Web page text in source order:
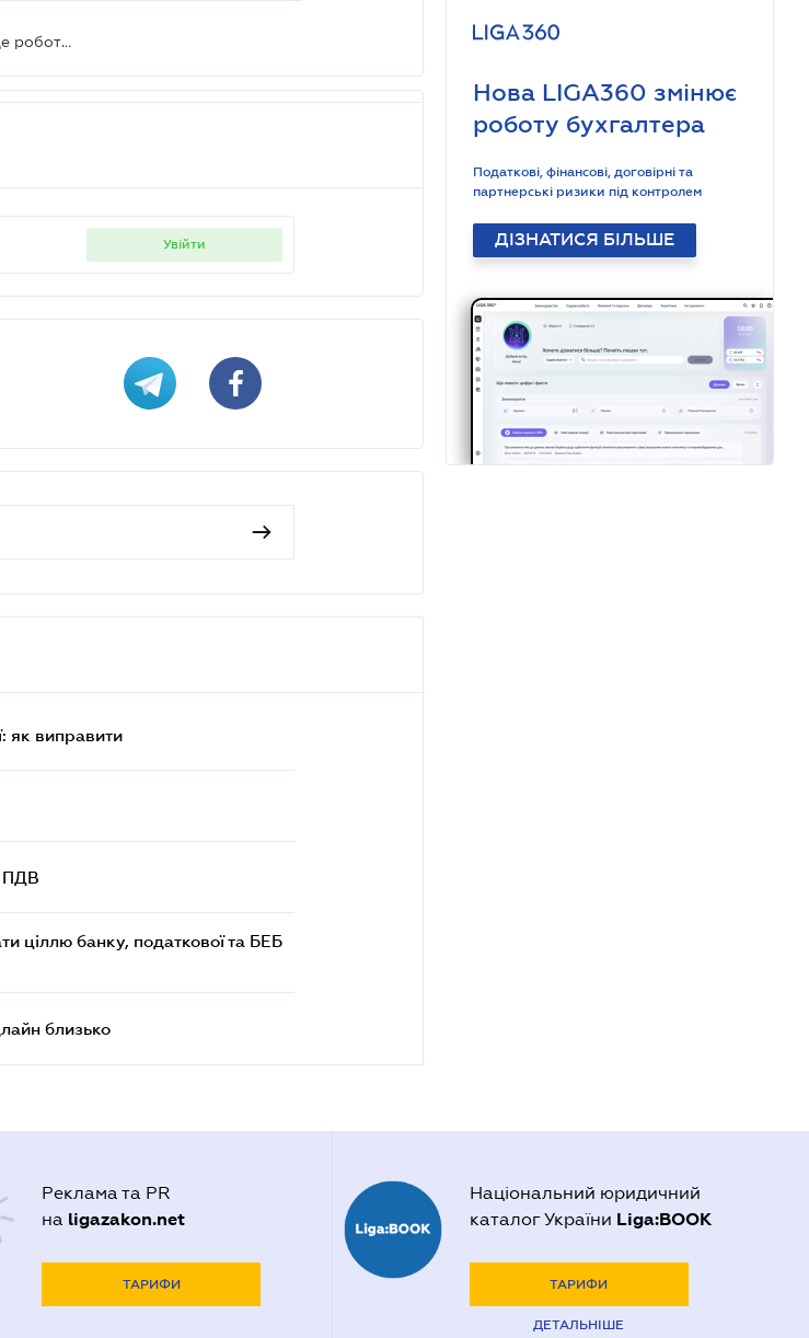
Чи повинен ФОП повідомляти ДПС, що має основне місце роботи, де за нього сплатили ЄСВ
увійти
як виправити
ПДВ
ціллю банку, податкової та БЕБ
близько
Нова LIGA360 змінює
роботу бухгалтера
Податкові, фінансові, договірні та
партнерські ризики під контролем
ДІЗНАТИСЯ БІЛЬШЕ
Реклама та PR
на ligazakon.net
ТАРИФИ
Національний юридичний
каталог України Liga:BOOK
ТАРИФИ
ДЕТАЛЬНІШЕ